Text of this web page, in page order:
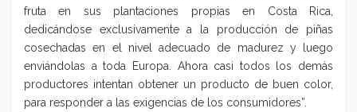
fruta en sus plantaciones propias en Costa Rica,
dedicándose exclusivamente a la producción de piñas
cosechadas en el nivel adecuado de madurez y luego
enviándolas a toda Europa. Ahora casi todos los demás
productores intentan obtener un producto de buen color,
para responder a las exigencias de los consumidores”.